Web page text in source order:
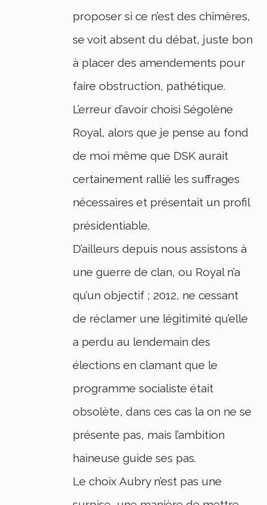
proposer si ce n’est des chimères,
se voit absent du débat, juste bon
à placer des amendements pour
faire obstruction, pathétique.
L’erreur d’avoir choisi Ségolène
Royal, alors que je pense au fond
de moi même que DSK aurait
certainement rallié les suffrages
nécessaires et présentait un profil
présidentiable.
D’ailleurs depuis nous assistons à
une guerre de clan, ou Royal n’a
qu’un objectif ; 2012, ne cessant
de réclamer une légitimité qu’elle
a perdu au lendemain des
élections en clamant que le
programme socialiste était
obsolète, dans ces cas la on ne se
présente pas, mais l’ambition
haineuse guide ses pas.
Le choix Aubry n’est pas une